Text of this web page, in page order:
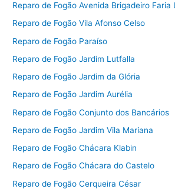
Reparo de Fogão Avenida Brigadeiro Faria
Reparo de Fogão Vila Afonso Celso
Reparo de Fogão Paraíso
Reparo de Fogão Jardim Lutfalla
Reparo de Fogão Jardim da Glória
Reparo de Fogão Jardim Aurélia
Reparo de Fogão Conjunto dos Bancários
Reparo de Fogão Jardim Vila Mariana
Reparo de Fogão Chácara Klabin
Reparo de Fogão Chácara do Castelo
Reparo de Fogão Cerqueira César